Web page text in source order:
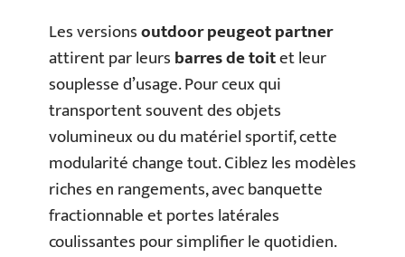
Les versionsoutdoor peugeot partner
attirent par leursbarres de toitet leur
souplesse d’usage. Pour ceux qui
transportent souvent des objets
volumineux ou du matériel sportif, cette
modularité change tout. Ciblez les modèles
riches en rangements, avec banquette
fractionnable et portes latérales
coulissantes pour simplifier le quotidien.